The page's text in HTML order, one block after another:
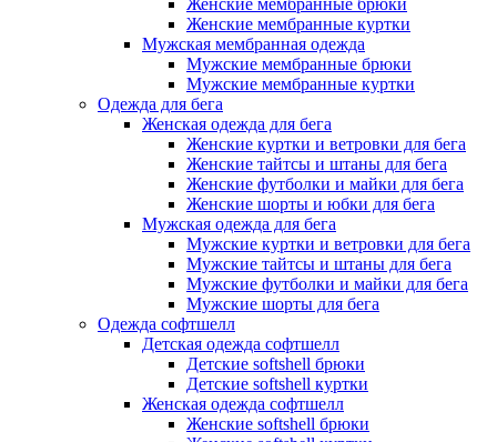
Женские мембранные брюки
Женские мембранные куртки
Мужская мембранная одежда
Мужские мембранные брюки
Мужские мембранные куртки
Одежда для бега
Женская одежда для бега
Женские куртки и ветровки для бега
Женские тайтсы и штаны для бега
Женские футболки и майки для бега
Женские шорты и юбки для бега
Мужская одежда для бега
Мужские куртки и ветровки для бега
Мужские тайтсы и штаны для бега
Мужские футболки и майки для бега
Мужские шорты для бега
Одежда софтшелл
Детская одежда софтшелл
Детские softshell брюки
Детские softshell куртки
Женская одежда софтшелл
Женские softshell брюки